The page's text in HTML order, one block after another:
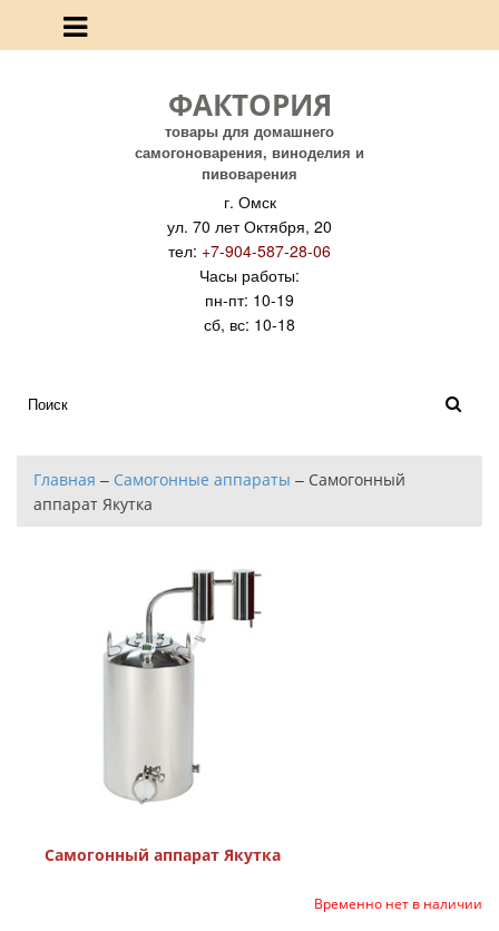
ФАКТОРИЯ
товары для домашнего
самогоноварения, виноделия и
пивоварения
г. Омск
ул. 70 лет Октября, 20
тел: +7-904-587-28-06
Часы работы:
пн-пт: 10-19
сб, вс: 10-18
Главная – Самогонные аппараты – Самогонный
аппарат Якутка
Самогонный аппарат Якутка
Временно нет в наличии